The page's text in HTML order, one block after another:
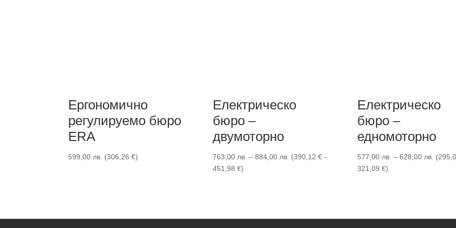
Ергономично
регулируемо бюро
ERA
599,00 лв. (306,26€)
Електрическо
бюро –
двумоторно
763,00 лв. – 884,00 лв. Price
(390,12 €-
451,98 €)
Електрическо
бюро –
едномоторно
577,00 лв. – 628,00 лв. Price
(
321,09 €)